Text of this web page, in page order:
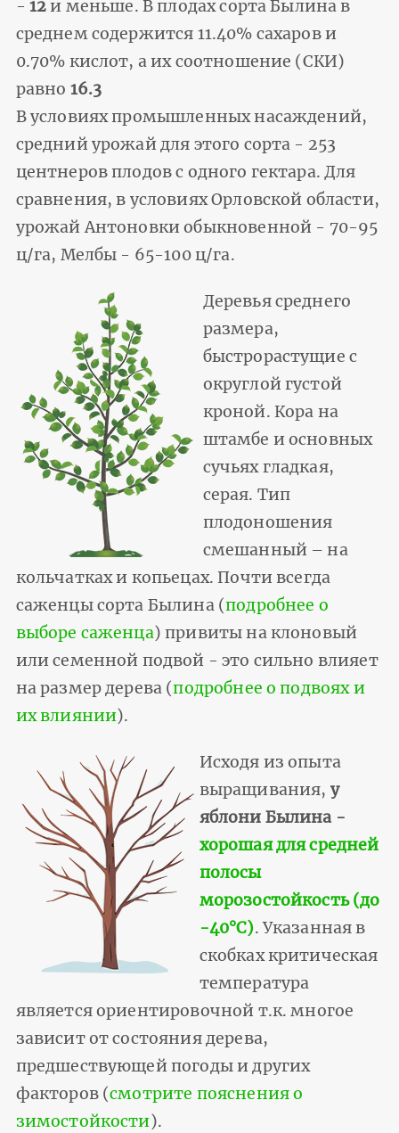
- 12и меньше. В плодах сорта Былина в
среднем содержится 11.40% сахаров и
0.70% кислот, а их соотношение (СКИ)
равно 16.3
В условиях промышленных насаждений,
средний урожай для этого сорта - 253
центнеров плодов с одного гектара. Для
сравнения, в условиях Орловской области,
урожай Антоновки обыкновенной - 70-95
ц/га, Мелбы - 65-100 ц/га.
Деревья среднего
размера,
быстрорастущие с
округлой густой
кроной. Кора на
штамбе и основных
сучьях гладкая,
серая. Тип
плодоношения
смешанный – на
кольчатках и копьецах. Почти всегда
саженцы сорта Былина (подробнее о
выборе саженца) привиты на клоновый
или семенной подвой - это сильно влияет
на размер дерева (подробнее о подвоях и
их влиянии).
Исходя из опыта
выращивания, у
яблони Былина -
хорошая для средней
полосы
морозостойкость (до
-40°С). Указанная в
скобках критическая
температура
является ориентировочной т.к. многое
зависит от состояния дерева,
предшествующей погоды и других
факторов (смотрите пояснения о
зимостойкости).